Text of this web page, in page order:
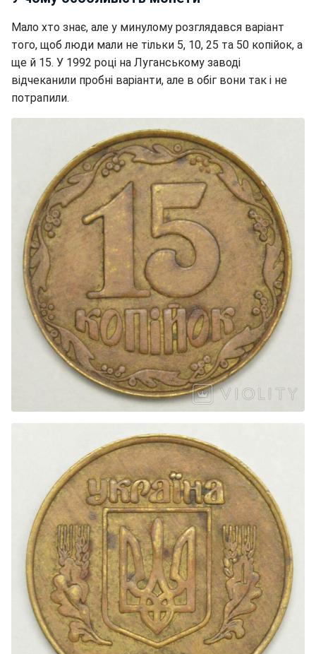
Мало хто знає, але у минулому розглядався варіант
того, щоб люди мали не тільки 5, 10, 25 та 50 копійок, а
ще й 15. У 1992 році на Луганському заводі
відчеканили пробні варіанти, але в обіг вони так і не
потрапили.